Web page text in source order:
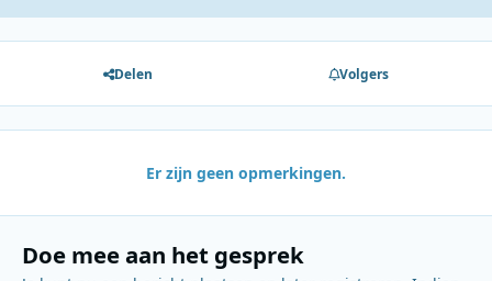
Delen Volgers
Er zijn geen opmerkingen.
Doe mee aan het gesprek